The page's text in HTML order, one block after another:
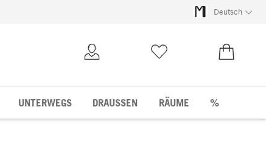
Deutsch
UNTERWEGS DRAUSSEN RÄUME %